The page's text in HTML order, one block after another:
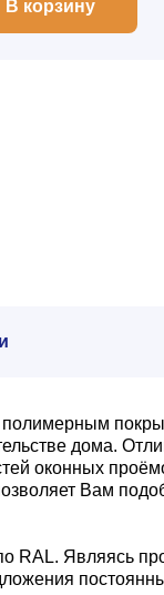
В корзину
полимерным
дома.
оконных
Вам
RAL. Являясь